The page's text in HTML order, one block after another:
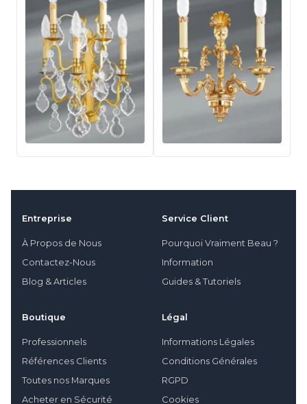
Entreprise
À Propos de Nous
Contactez-Nous
Blog & Articles
Service Client
Pourquoi Vraiment Beau ?
Information
Guides & Tutoriels
Boutique
Professionnels
Références Clients
Toutes nos Marques
Acheter en Sécurité
Légal
Informations Légales
Conditions Générales
RGPD
Cookies